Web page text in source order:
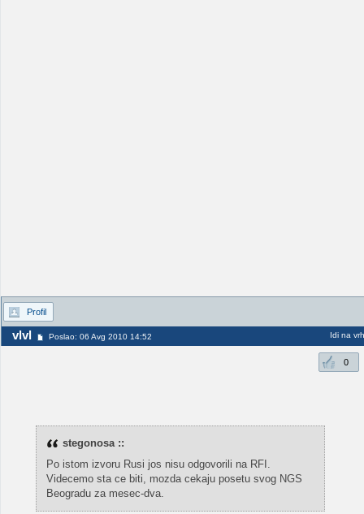
Profil
vlvl Poslao: 06 Avg 2010 14:52 Idi na vrh
0
stegonosa ::
Po istom izvoru Rusi jos nisu odgovorili na RFI.
Videcemo sta ce biti, mozda cekaju posetu svog NGS
Beogradu za mesec-dva.